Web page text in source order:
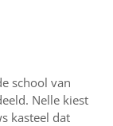
school van
Nelle kiest
kasteel dat